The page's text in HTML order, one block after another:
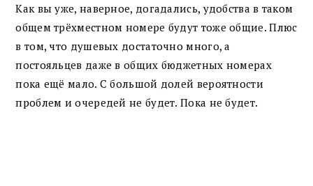
Как вы уже, наверное, догадались, удобства в таком
общем трёхместном номере будут тоже общие. Плюс
в том, что душевых достаточно много, а
постояльцев даже в общих бюджетных номерах
пока ещё мало. С большой долей вероятности
проблем и очередей не будет. Пока не будет.